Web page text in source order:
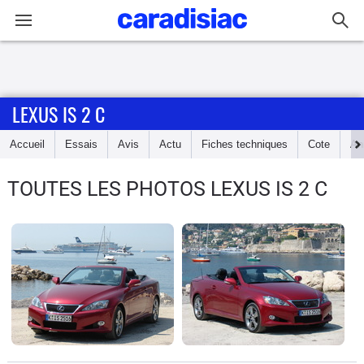
Accueil
Essais
Guide
d'achat
Electriques
Utilitaires
LEXUS IS 2 C
Accueil Essais Avis Actu Fiches techniques Cote
TOUTES LES PHOTOS LEXUS IS 2 C